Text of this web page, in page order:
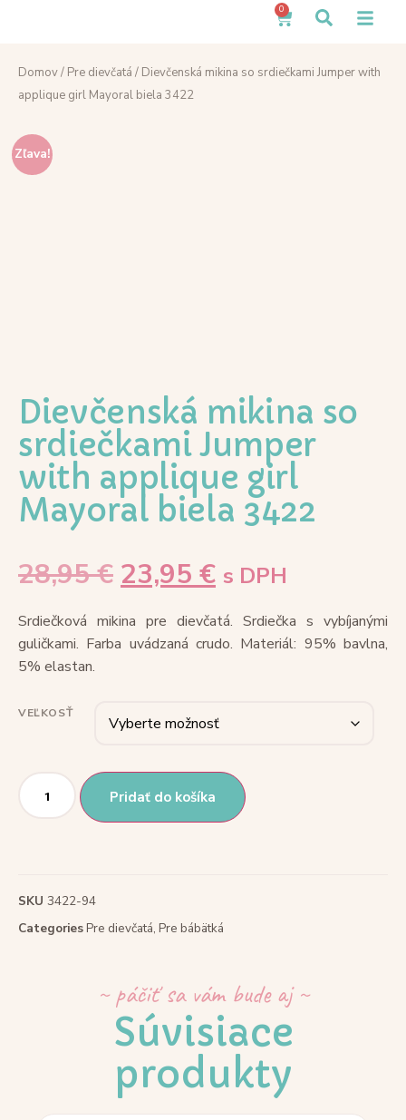
0
Domov/ Pre dievčatá / Dievčenská mikina so srdiečkami Jumper with
applique girl Mayoral biela 3422
Zľava!
Dievčenská mikina so
srdiečkami Jumper
with applique girl
Mayoral biela 3422
28,95€ 23,95 € s DPH
Srdiečková mikina pre dievčatá. Srdiečka s vybíjanými
guličkami. Farba uvádzaná crudo. Materiál: 95% bavlna,
5% elastan.
VEĽKOSŤ
Pridať do košíka
SKU 3422-94
CategoriesPre dievčatá, Pre bábätká
~ páčiť sa vám bude aj ~
Súvisiace
produkty